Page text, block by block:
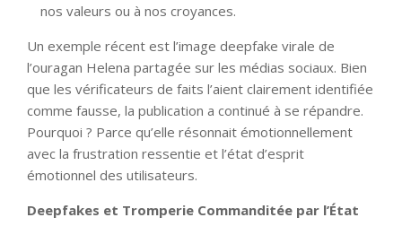
nos valeurs ou à nos croyances.
Un exemple récent est l’image deepfake virale de
l’ouragan Helena partagée sur les médias sociaux. Bien
que les vérificateurs de faits l’aient clairement identifiée
comme fausse, la publication a continué à se répandre.
Pourquoi ? Parce qu’elle résonnait émotionnellement
avec la frustration ressentie et l’état d’esprit
émotionnel des utilisateurs.
Deepfakes et Tromperie Commanditée par l’État